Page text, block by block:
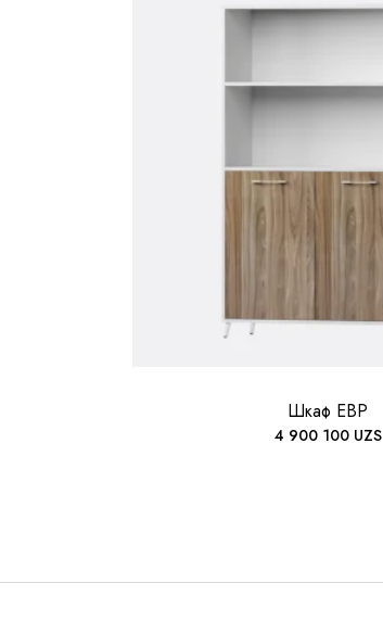
Шкаф EBP
4 900 100 UZS